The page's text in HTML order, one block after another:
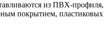
из ПВХ-профиля,
покрытием, пластиковых